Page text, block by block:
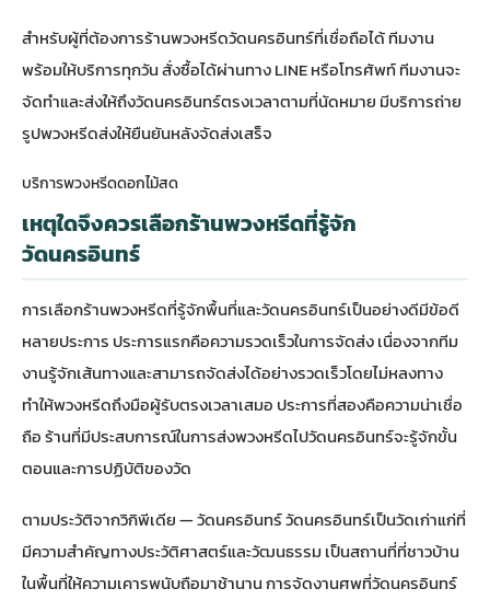
สำหรับผู้ที่ต้องการร้านพวงหรีดวัดนครอินทร์ที่เชื่อถือได้ ทีมงาน
พร้อมให้บริการทุกวัน สั่งซื้อได้ผ่านทาง LINE หรือโทรศัพท์ ทีมงานจะ
จัดทำและส่งให้ถึงวัดนครอินทร์ตรงเวลาตามที่นัดหมาย มีบริการถ่าย
รูปพวงหรีดส่งให้ยืนยันหลังจัดส่งเสร็จ
บริการพวงหรีดดอกไม้สด
เหตุใดจึงควรเลือกร้านพวงหรีดที่รู้จัก
วัดนครอินทร์
การเลือกร้านพวงหรีดที่รู้จักพื้นที่และวัดนครอินทร์เป็นอย่างดีมีข้อดี
หลายประการ ประการแรกคือความรวดเร็วในการจัดส่ง เนื่องจากทีม
งานรู้จักเส้นทางและสามารถจัดส่งได้อย่างรวดเร็วโดยไม่หลงทาง
ทำให้พวงหรีดถึงมือผู้รับตรงเวลาเสมอ ประการที่สองคือความน่าเชื่อ
ถือ ร้านที่มีประสบการณ์ในการส่งพวงหรีดไปวัดนครอินทร์จะรู้จักขั้น
ตอนและการปฏิบัติของวัด
ตามประวัติจากวิกิพีเดีย — วัดนครอินทร์วัดนครอินทร์เป็นวัดเก่าแก่ที่
มีความสำคัญทางประวัติศาสตร์และวัฒนธรรม เป็นสถานที่ที่ชาวบ้าน
ในพื้นที่ให้ความเคารพนับถือมาช้านาน การจัดงานศพที่วัดนครอินทร์